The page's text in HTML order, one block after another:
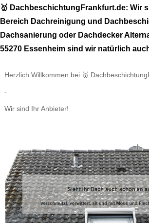
🥇 DachbeschichtungFrankfurt.de: Wir
Bereich Dachreinigung und
Dachsanierung oder Dachdecker
55270 Essenheim sind wir natürlich
Herzlich Willkommen bei 🥇
-
Wir sind Ihr Anbieter!